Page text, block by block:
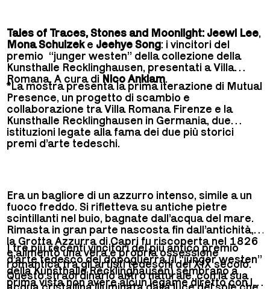
Tales of Traces, Stones and Moonlight: Jeewi Lee,
Mona Schulzeke Jeehye Song: i vincitori del
premio “junger westen” della collezione della
Kunsthalle Recklinghausen, presentati a Villa
Romana. A cura di Nico Anklam.
*La mostra presenta la prima iterazione di Mutual
Presence, un progetto di scambio e
collaborazione tra Villa Romana Firenze e la
Kunsthalle Recklinghausen in Germania, due
istituzioni legate alla fama dei due più storici
premi d’arte tedeschi.
Era un bagliore di un azzurro intenso, simile a un
fuoco freddo. Si rifletteva su antiche pietre
scintillanti nel buio, bagnate dall’acqua del mare.
Rimasta in gran parte nascosta fin dall’antichità,
la Grotta Azzurra di Capri fu riscoperta nel 1826
e alimentò una vera e propria ossessione
romantica tra gli artisti tedeschi del XIX secolo.
Questo straordinario antro naturale, con la sua
I tre più recenti vincitori del più antico premio
d’arte tedesco del dopoguerra (il “junger westen”
della Kunsthalle Recklinghausen) sembrano a
prima vista non avere alcun legame diretto con le